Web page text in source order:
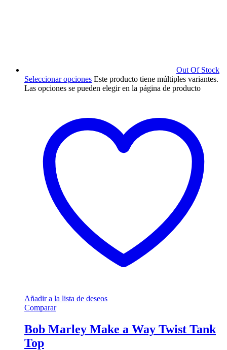
Out Of Stock
Seleccionar opciones Este producto tiene múltiples variantes.
Las opciones se pueden elegir en la página de producto
Añadir a la lista de deseos
Comparar
Bob Marley Make a Way Twist Tank
Top